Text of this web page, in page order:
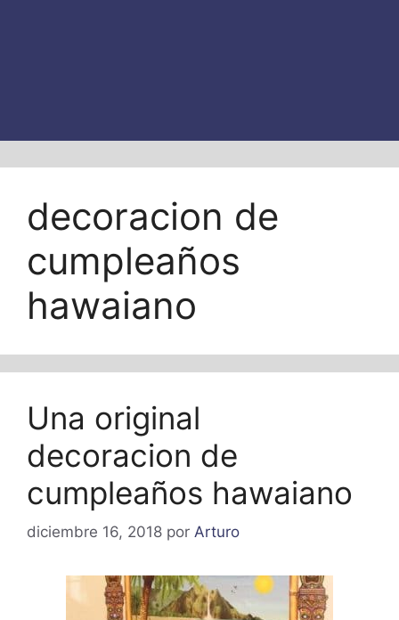
decoracion de
cumpleaños
hawaiano
Una original
decoracion de
cumpleaños hawaiano
diciembre 16, 2018 por Arturo